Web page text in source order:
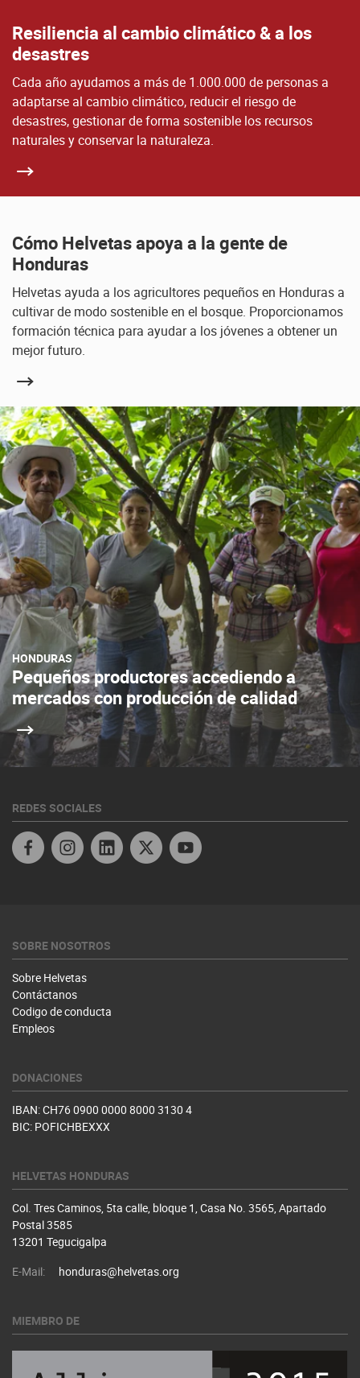
Resiliencia al cambio climático & a los
desastres
Cada año ayudamos a más de 1.000.000 de personas a
adaptarse al cambio climático, reducir el riesgo de
desastres, gestionar de forma sostenible los recursos
naturales y conservar la naturaleza.
Cómo Helvetas apoya a la gente de
Honduras
Helvetas ayuda a los agricultores pequeños en Honduras a
cultivar de modo sostenible en el bosque. Proporcionamos
formación técnica para ayudar a los jóvenes a obtener un
mejor futuro.
HONDURAS
Pequeños productores accediendo a
mercados con producción de calidad
REDES SOCIALES
Linkedin Twitter Honduras
SOBRE NOSOTROS
Sobre Helvetas
Contáctanos
Codigo de conducta
Empleos
DONACIONES
IBAN: CH76 0900 0000 8000 3130 4
BIC: POFICHBEXXX
HELVETAS HONDURAS
Col. Tres Caminos, 5ta calle, bloque 1, Casa No. 3565, Apartado
Postal 3585
13201 Tegucigalpa
E-Mail:
honduras@helvetas.org
MIEMBRO DE